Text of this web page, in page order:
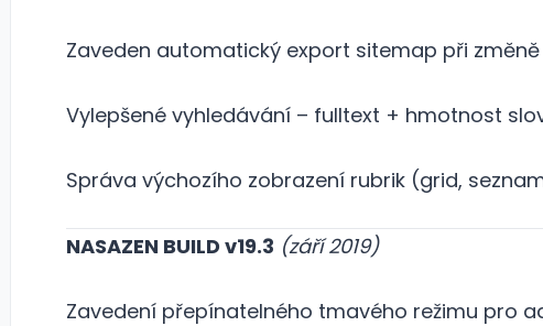
Zaveden automatický export sitemap při
Vylepšené vyhledávání – fulltext + hmotnost
Správa výchozího zobrazení rubrik (grid,
NASAZEN BUILD v19.3 (září 2019)
Zavedení přepínatelného tmavého režimu pro